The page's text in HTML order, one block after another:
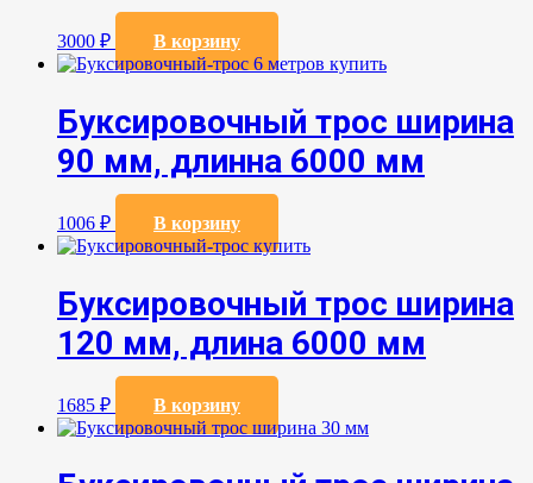
3000 ₽ В корзину
Буксировочный трос ширина
90 мм, длинна 6000 мм
1006 ₽ В корзину
Буксировочный трос ширина
120 мм, длина 6000 мм
1685 ₽ В корзину